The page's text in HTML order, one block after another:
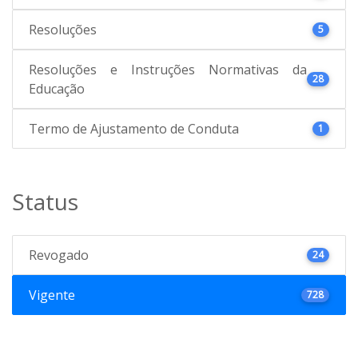
Resoluções 5
Resoluções e Instruções Normativas da
Educação
28
Termo de Ajustamento de Conduta 1
Status
Revogado 24
Vigente 728